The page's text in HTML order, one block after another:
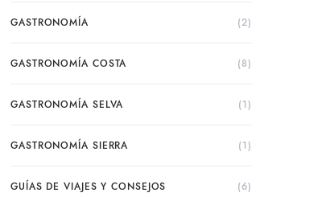
GASTRONOMÍA (2)
GASTRONOMÍA COSTA (8)
GASTRONOMÍA SELVA (1)
GASTRONOMÍA SIERRA (1)
GUÍAS DE VIAJES Y CONSEJOS (6)